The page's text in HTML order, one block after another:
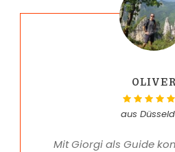
aus
Mit Giorgi als Guide